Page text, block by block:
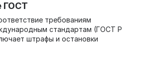
ГОСТ
требованиям
стандартам (ГОСТ Р
штрафы и остановки